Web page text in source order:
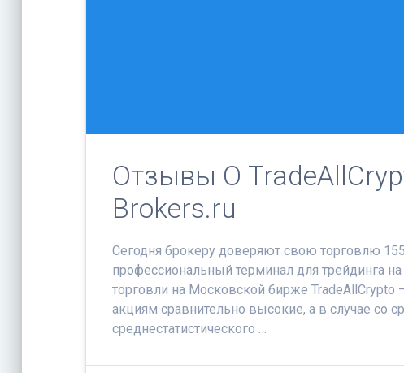
Отзывы О
Brokers.ru
Сегодня брокеру доверяют свою торговлю
профессиональный терминал для трейдинга
торговли на Московской бирже
акциям сравнительно высокие, а в случае
среднестатистического …